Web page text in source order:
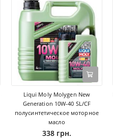
Liqui Moly Molygen New
Generation 10W-40 SL/CF
полусинтетическое моторное
масло
338 грн.